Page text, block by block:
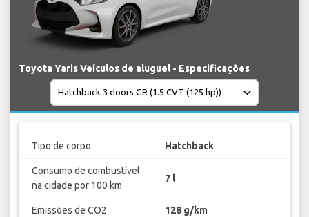
Toyota Yaris Veículos de aluguel - Especificações
Tipo de corpo Hatchback
Consumo de combustível
na cidade por 100 km
7 l
Emissões de CO2 128 g/km